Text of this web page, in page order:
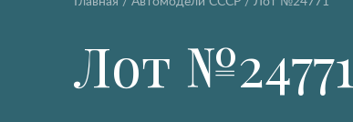
Лот №24771